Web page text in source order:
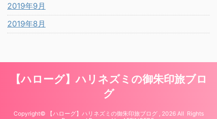
2019年9月
2019年8月
【ハローグ】ハリネズミの御朱印旅ブロ
グ
Copyright© 【ハローグ】ハリネズミの御朱印旅ブログ , 2026 All Rights